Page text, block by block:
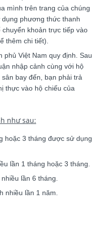
mình trên trang của chúng
phương thức thanh
khoản trực tiếp vào
thêm chi tiết).
phủ Việt Nam quy định. Sau
nhập cảnh cùng với hộ
bay đến, bạn phải trả
thực vào hộ chiếu của
như sau:
hoặc 3 tháng được sử dụng
lần 1 tháng hoặc 3 tháng.
lần 6 tháng.
nhiều lần 1 năm.